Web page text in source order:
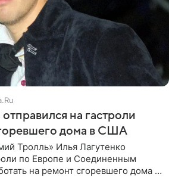
на гастроли
дома в США
Тролль» Илья Лагутенко
по Европе и Соединенным
на ремонт сгоревшего дома в